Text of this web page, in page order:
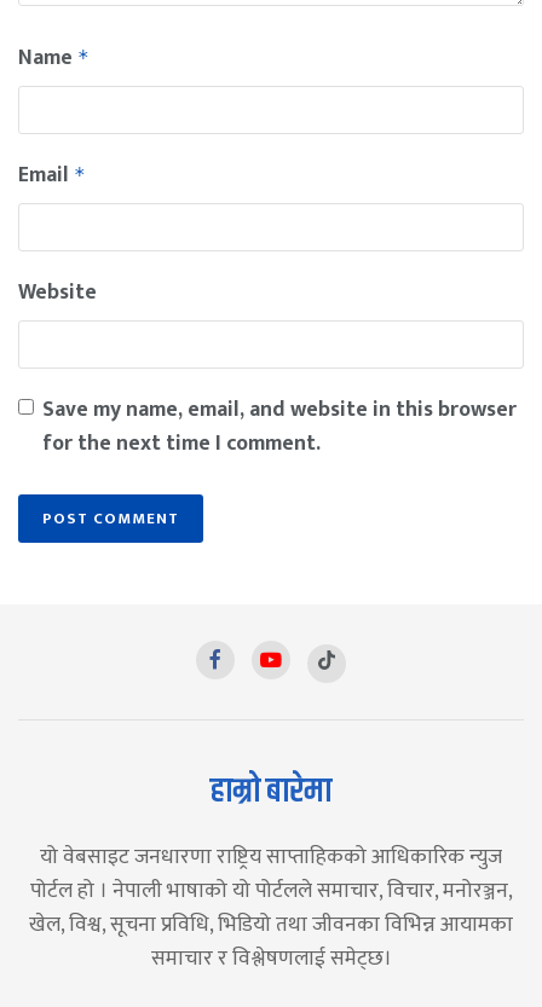
Name *
Email *
Website
Save my name, email, and website in this browser
for the next time I comment.
हाम्रो बारेमा
यो वेबसाइट जनधारणा राष्ट्रिय साप्ताहिकको आधिकारिक न्युज
पोर्टल हो । नेपाली भाषाको यो पोर्टलले समाचार, विचार, मनोरञ्जन,
खेल, विश्व, सूचना प्रविधि, भिडियो तथा जीवनका विभिन्न आयामका
समाचार र विश्लेषणलाई समेट्छ।